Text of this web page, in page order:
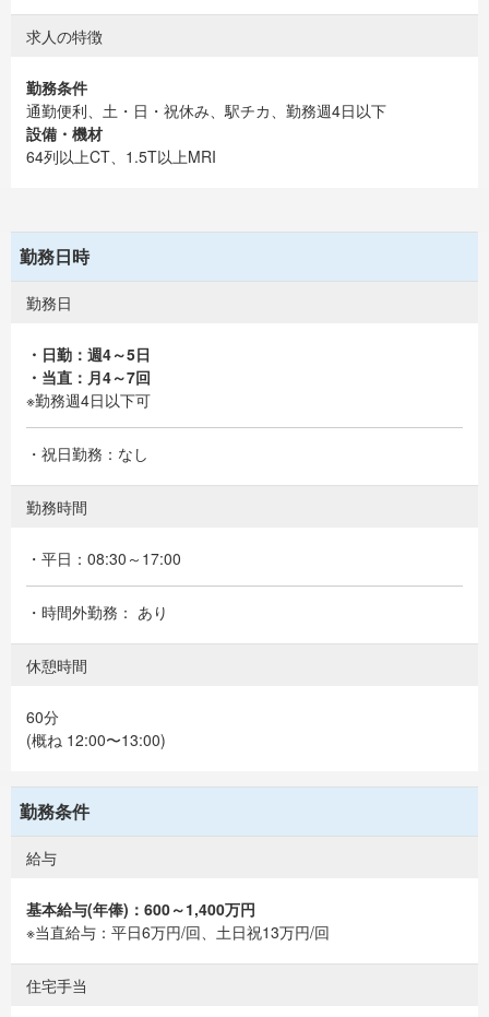
求人の特徴
勤務条件
通勤便利、土・日・祝休み、駅チカ、勤務週4日以下
設備・機材
64列以上CT、1.5T以上MRI
勤務日時
勤務日
・日勤：週4～5日
・当直：月4～7回
※勤務週4日以下可
・祝日勤務：なし
勤務時間
・平日：08:30～17:00
・時間外勤務： あり
休憩時間
60分
(概ね 12:00〜13:00)
勤務条件
給与
基本給与(年俸)：600～1,400万円
※当直給与：平日6万円/回、土日祝13万円/回
住宅手当